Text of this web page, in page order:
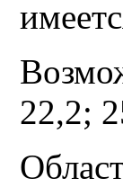
22,2;